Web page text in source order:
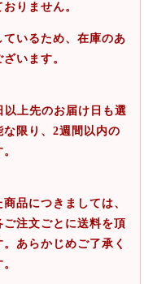
りません。
いるため、在庫のあ
います。
上先のお届け日も選
限り、2週間以内の
品につきましては、
注文ごとに送料を頂
あらかじめご了承く